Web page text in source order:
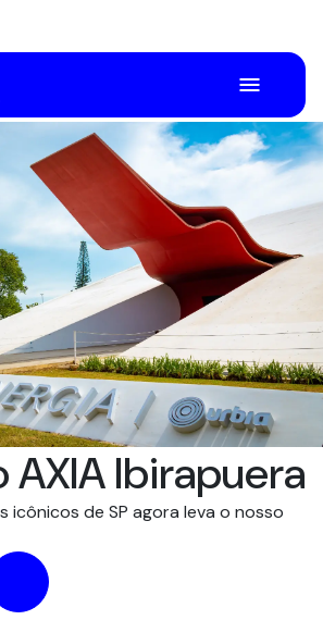
principal
Ibirapuera
icônicos de SP agora leva o nosso